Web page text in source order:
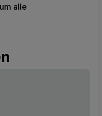
alle